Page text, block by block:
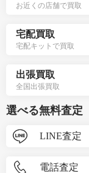
お近くの店舗で買取
宅配買取
宅配キットで買取
出張買取
全国出張買取
選べる無料査定
LINE査定
電話査定